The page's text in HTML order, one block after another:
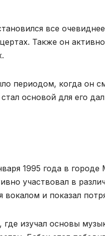
все
Также он
периодом, когда он
основой для его
1995 года в
участвовал в
вокалом и показал
изучал основы